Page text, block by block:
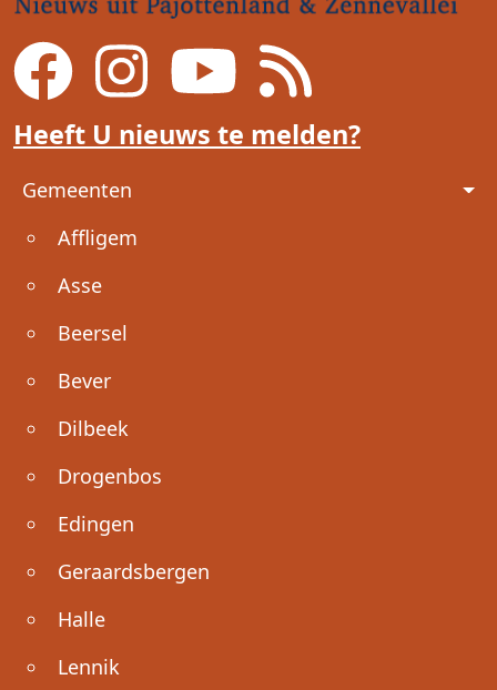
Heeft U nieuws te melden?
Voet
Gemeenten
Affligem
Asse
Beersel
Bever
Dilbeek
Drogenbos
Edingen
Geraardsbergen
Halle
Lennik